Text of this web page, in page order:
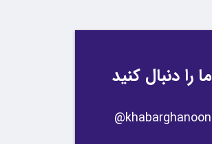
​​@khabarghanoon
ما را دنبال کنید